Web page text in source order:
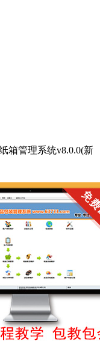
箱管理系统v8.0.0(新